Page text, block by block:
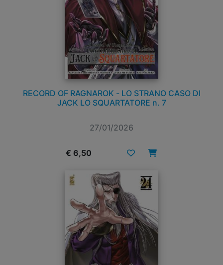
RECORD OF RAGNAROK - LO STRANO CASO DI
JACK LO SQUARTATORE n. 7
27/01/2026
€ 6,50